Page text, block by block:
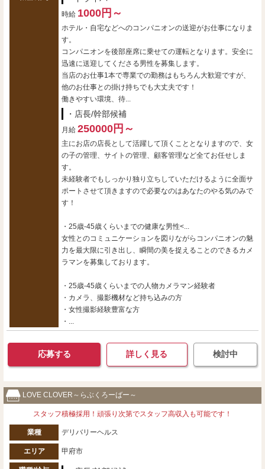
時給 1000円～
ホテル・自宅などへのコンパニオンの送迎がお仕事になりま
す。
コンパニオンを後部座席に乗せての運転となります。安全に
迅速に送迎してくださる男性を募集します。
当店のお仕事1本で専業での勤務はもちろん大歓迎ですが、
他のお仕事との掛け持ちでも大丈夫です！
働きやすい環境、待...
・店長/幹部候補
月給 250000円～
主にお店の店長として活躍して頂くこととなりますので、女
の子の管理、サイトの管理、顧客管理など全てお任せしま
す。
未経験者でもしっかり独り立ちしていただけるように全面サ
ポートさせて頂きますので必要なのはあなたのやる気のみで
す！
・25歳-45歳くらいまでの健康な男性<...
女性とのコミュニケーションを図りながらコンパニオンの魅
力を最大限に引き出し、瞬間の美を捉えることのできるカメ
ラマンを募集しております。
・25歳-45歳くらいまでの人物カメラマン経験者
・カメラ、撮影機材など持ち込みの方
・女性撮影経験豊富な方
・...
応募する 詳しく見る 検討中
LOVE CLOVER～らぶくろーばー～
スタッフ積極採用！頑張り次第でスタッフ高収入も可能です！
業種 デリバリーヘルス
エリア 甲府市